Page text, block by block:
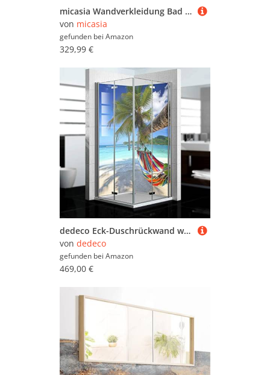
micasia Wandverkleidung Bad selbstklebend wasserfest Muster fugenlos Wandpaneel - made in Germany - Geometrisch Hartfolie matt türkis Badrückwand Aquarell Abstrakt statt Fliesen 1435-P (400x90cm)
von micasia
gefunden bei Amazon
329,99 €
dedeco Eck-Duschrückwand wasserfest Motiv: Strand V4, UV-Lack glänzend, 2 x 90x200 cm, Badrückwand, Fliesenersatz fugenlos Wandverkleidung Duschplatte Duschrückwände aus Aluminium, Made in Germany
von dedeco
gefunden bei Amazon
469,00 €